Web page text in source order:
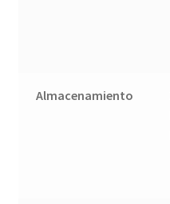
Almacenamiento